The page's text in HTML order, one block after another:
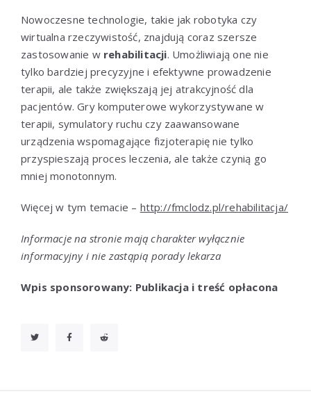
Nowoczesne technologie, takie jak robotyka czy
wirtualna rzeczywistość, znajdują coraz szersze
zastosowanie w rehabilitacji. Umożliwiają one nie
tylko bardziej precyzyjne i efektywne prowadzenie
terapii, ale także zwiększają jej atrakcyjność dla
pacjentów. Gry komputerowe wykorzystywane w
terapii, symulatory ruchu czy zaawansowane
urządzenia wspomagające fizjoterapię nie tylko
przyspieszają proces leczenia, ale także czynią go
mniej monotonnym.
Więcej w tym temacie – http://fmclodz.pl/rehabilitacja/
Informacje na stronie mają charakter wyłącznie
informacyjny i nie zastąpią porady lekarza
Wpis sponsorowany: Publikacja i treść opłacona